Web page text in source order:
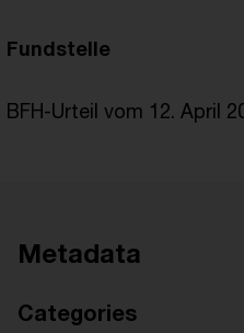
Fundstelle
BFH-Urteil vom 12. April
Metadata
Categories